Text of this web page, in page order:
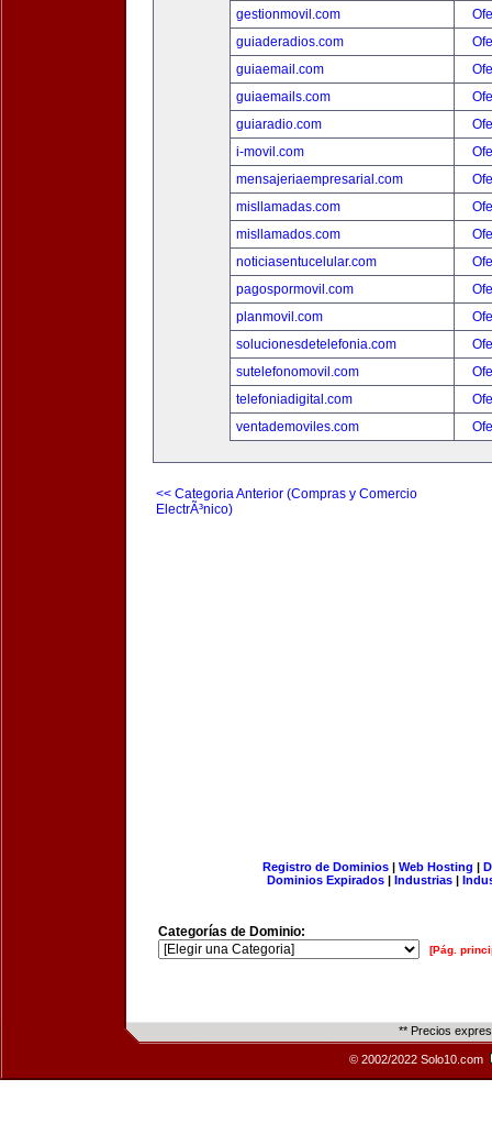
gestionmovil.com
guiaderadios.com
guiaemail.com
guiaemails.com
guiaradio.com
i-movil.com
mensajeriaempresarial.com
misllamadas.com
misllamados.com
noticiasentucelular.com
pagospormovil.com
planmovil.com
solucionesdetelefonia.com
sutelefonomovil.com
telefoniadigital.com
ventademoviles.com
<< Categoria Anterior (Compras y Comercio
ElectrÃ³nico)
Registro de Dominios| Web Hosting |
Dominios Expirados | Industrias |
Categorías de Dominio:
[Pág.
** Precios
© 2002/2022 Solo10.com